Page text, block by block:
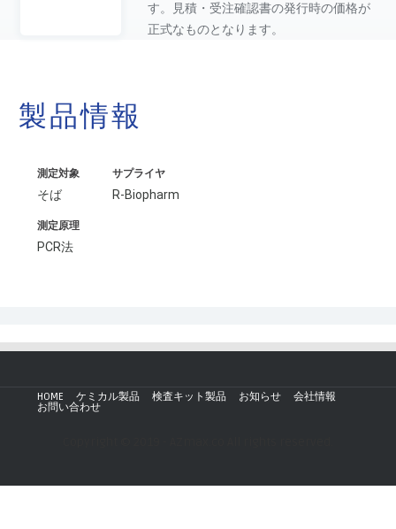
す。見積・受注確認書の発行時の価格が
正式なものとなります。
製品情報
測定対象
そば
サプライヤ
R-Biopharm
測定原理
PCR法
HOME ケミカル製品 検査キット製品 お知らせ
会社情報
お問い合わせ